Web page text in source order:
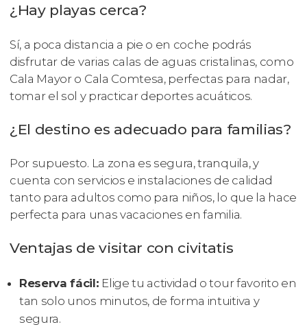
¿Hay playas cerca?
Sí, a poca distancia a pie o en coche podrás
disfrutar de varias calas de aguas cristalinas, como
Cala Mayor o Cala Comtesa, perfectas para nadar,
tomar el sol y practicar deportes acuáticos.
¿El destino es adecuado para familias?
Por supuesto. La zona es segura, tranquila, y
cuenta con servicios e instalaciones de calidad
tanto para adultos como para niños, lo que la hace
perfecta para unas vacaciones en familia.
Ventajas de visitar con civitatis
Reserva fácil: Elige tu actividad o tour favorito en
tan solo unos minutos, de forma intuitiva y
segura.